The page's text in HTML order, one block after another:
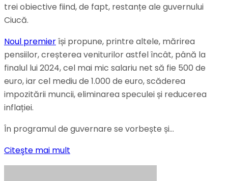
trei obiective fiind, de fapt, restanțe ale guvernului
Ciucă.
Noul premierîși propune, printre altele, mărirea
pensiilor, creșterea veniturilor astfel încât, până la
finalul lui 2024, cel mai mic salariu net să fie 500 de
euro, iar cel mediu de 1.000 de euro, scăderea
impozitării muncii, eliminarea speculei și reducerea
inflației.
În programul de guvernare se vorbește și…
Citeşte mai mult